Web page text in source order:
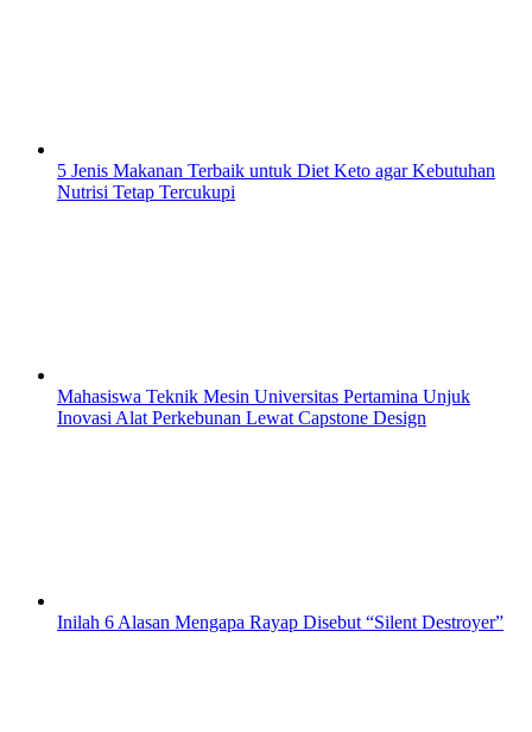
5 Jenis Makanan Terbaik untuk Diet Keto agar Kebutuhan
Nutrisi Tetap Tercukupi
Mahasiswa Teknik Mesin Universitas Pertamina Unjuk
Inovasi Alat Perkebunan Lewat Capstone Design
Inilah 6 Alasan Mengapa Rayap Disebut “Silent Destroyer”